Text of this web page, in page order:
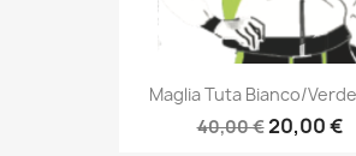
Maglia Tuta Bianco/
40,00 €20,00 €